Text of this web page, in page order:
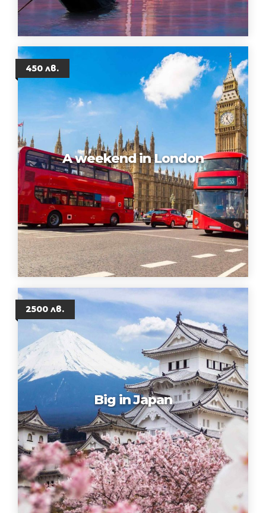
450 лв.
A weekend in London
2500 лв.
Big in Japan